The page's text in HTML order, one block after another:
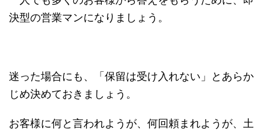
決型の営業マンになりましょう。
迷った場合にも、「保留は受け入れない」とあらか
じめ決めておきましょう。
お客様に何と言われようが、何回頼まれようが、土